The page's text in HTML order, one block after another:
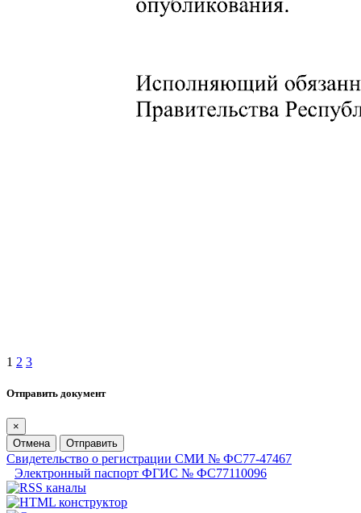
1 2 3
Отправить документ
×
Отмена
Отправить
Свидетельство о регистрации СМИ № ФС77-47467
Электронный паспорт ФГИС № ФС77110096